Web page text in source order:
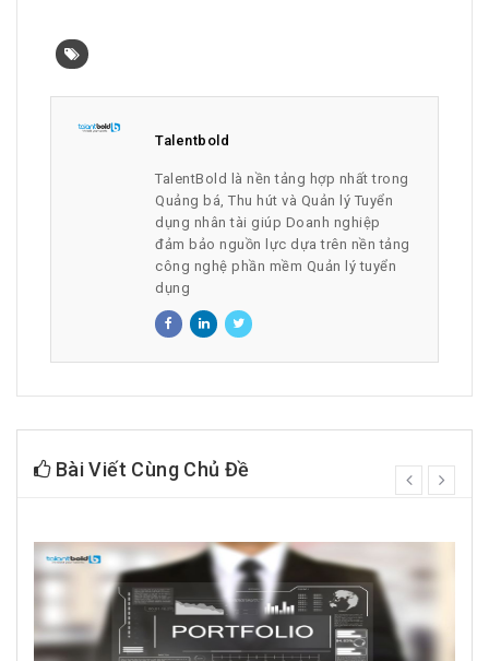
Talentbold
TalentBold là nền tảng hợp nhất trong
Quảng bá, Thu hút và Quản lý Tuyển
dụng nhân tài giúp Doanh nghiệp
đảm bảo nguồn lực dựa trên nền tảng
công nghệ phần mềm Quản lý tuyển
dụng
Bài Viết Cùng Chủ Đề
prev